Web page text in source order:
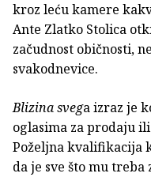
kroz leću kamere
Ante Zlatko Stolica
začudnost običnosti,
svakodnevice.
Blizina svega izraz je
oglasima za prodaju
Poželjna kvalifikacija
da je sve što mu